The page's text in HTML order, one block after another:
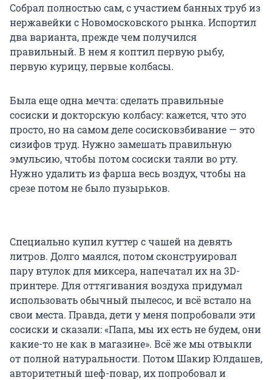
Собрал полностью сам, с участием банных труб из
нержавейки с Новомосковского рынка. Испортил
два варианта, прежде чем получился
правильный. В нем я коптил первую рыбу,
первую курицу, первые колбасы.
Была еще одна мечта: сделать правильные
сосиски и докторскую колбасу: кажется, что это
просто, но на самом деле сосисковзбивание — это
сизифов труд. Нужно замешать правильную
эмульсию, чтобы потом сосиски таяли во рту.
Нужно удалить из фарша весь воздух, чтобы на
срезе потом не было пузырьков.
Специально купил куттер с чашей на девять
литров. Долго маялся, потом сконструировал
пару втулок для миксера, напечатал их на 3D-
принтере. Для оттягивания воздуха придумал
использовать обычный пылесос, и всё встало на
свои места. Правда, дети у меня попробовали эти
сосиски и сказали: «Папа, мы их есть не будем, они
какие-то не как в магазине». Всё же мы отвыкли
от полной натуральности. Потом Шакир Юлдашев,
авторитетный шеф-повар, их попробовал и